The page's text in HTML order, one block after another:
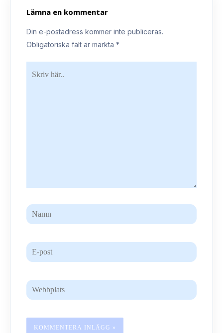
Lämna en kommentar
Din e-postadress kommer inte publiceras.
Obligatoriska fält är märkta*
Namn
E-
post
Webbplats